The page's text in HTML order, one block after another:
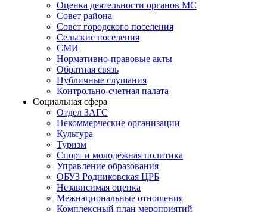
Оценка деятельности органов МС
Совет района
Совет городского поселения
Сельские поселения
СМИ
Нормативно-правовые акты
Обратная связь
Публичные слушания
Контрольно-счетная палата
Социальная сфера
Отдел ЗАГС
Некоммерческие организации
Культура
Туризм
Спорт и молодежная политика
Управление образования
ОБУЗ Родниковская ЦРБ
Независимая оценка
Межнациональные отношения
Комплексный план мероприятий